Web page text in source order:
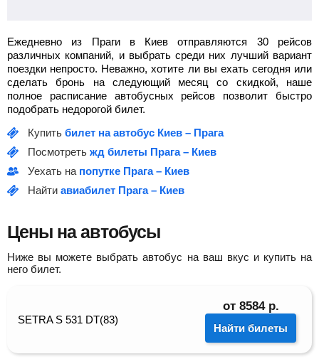
Ежедневно из Праги в Киев отправляются 30 рейсов
различных компаний, и выбрать среди них лучший вариант
поездки непросто. Неважно, хотите ли вы ехать сегодня или
сделать бронь на следующий месяц со скидкой, наше
полное расписание автобусных рейсов позволит быстро
подобрать недорогой билет.
Купить билет на автобус Киев – Прага
Посмотреть жд билеты Прага – Киев
Уехать на попутке Прага – Киев
Найти авиабилет Прага – Киев
Цены на автобусы
Ниже вы можете выбрать автобус на ваш вкус и купить на
него билет.
SETRA S 531 DT(83)
от 8584 р.
Найти билеты